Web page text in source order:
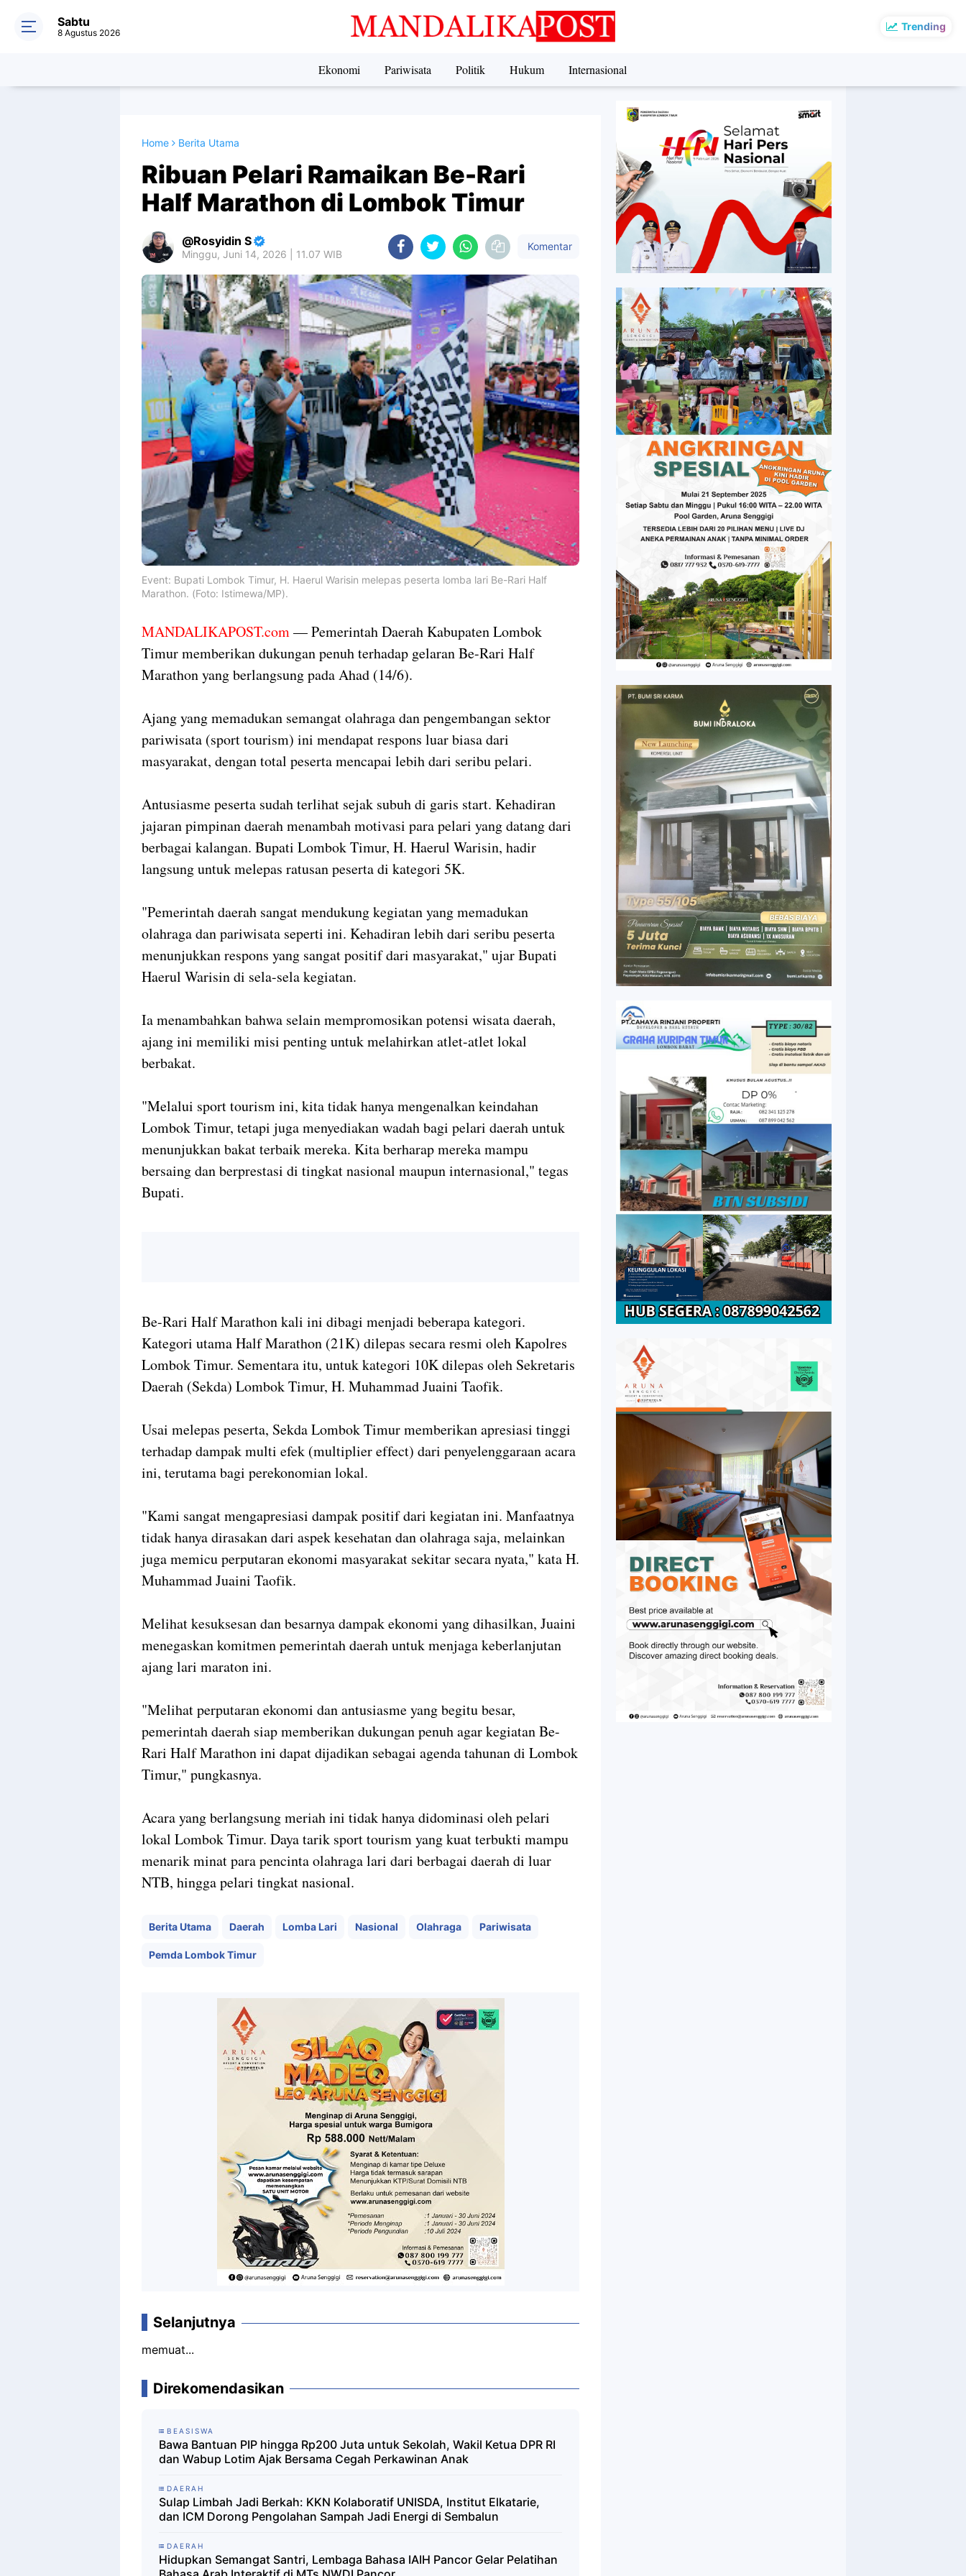
Trending
Sabtu
8 Agustus 2026
Ekonomi Pariwisata Politik Hukum Internasional
Home Berita Utama
Ribuan Pelari Ramaikan Be-Rari
Half Marathon di Lombok Timur
Rosyidin S
Minggu, Juni 14, 2026 | 11.07 WIB
Komentar
Event: Bupati Lombok Timur, H. Haerul Warisin melepas peserta lomba lari Be-Rari Half
Marathon. (Foto: Istimewa/MP).
MANDALIKAPOST.com— Pemerintah Daerah Kabupaten Lombok
Timur memberikan dukungan penuh terhadap gelaran Be-Rari Half
Marathon yang berlangsung pada Ahad (14/6).
Ajang yang memadukan semangat olahraga dan pengembangan sektor
pariwisata (sport tourism) ini mendapat respons luar biasa dari
masyarakat, dengan total peserta mencapai lebih dari seribu pelari.
Antusiasme peserta sudah terlihat sejak subuh di garis start. Kehadiran
jajaran pimpinan daerah menambah motivasi para pelari yang datang dari
berbagai kalangan. Bupati Lombok Timur, H. Haerul Warisin, hadir
langsung untuk melepas ratusan peserta di kategori 5K.
"Pemerintah daerah sangat mendukung kegiatan yang memadukan
olahraga dan pariwisata seperti ini. Kehadiran lebih dari seribu peserta
menunjukkan respons yang sangat positif dari masyarakat," ujar Bupati
Haerul Warisin di sela-sela kegiatan.
Ia menambahkan bahwa selain mempromosikan potensi wisata daerah,
ajang ini memiliki misi penting untuk melahirkan atlet-atlet lokal
berbakat.
"Melalui sport tourism ini, kita tidak hanya mengenalkan keindahan
Lombok Timur, tetapi juga menyediakan wadah bagi pelari daerah untuk
menunjukkan bakat terbaik mereka. Kita berharap mereka mampu
bersaing dan berprestasi di tingkat nasional maupun internasional," tegas
Bupati.
Be-Rari Half Marathon kali ini dibagi menjadi beberapa kategori.
Kategori utama Half Marathon (21K) dilepas secara resmi oleh Kapolres
Lombok Timur. Sementara itu, untuk kategori 10K dilepas oleh Sekretaris
Daerah (Sekda) Lombok Timur, H. Muhammad Juaini Taofik.
Usai melepas peserta, Sekda Lombok Timur memberikan apresiasi tinggi
terhadap dampak multi efek (multiplier effect) dari penyelenggaraan acara
ini, terutama bagi perekonomian lokal.
"Kami sangat mengapresiasi dampak positif dari kegiatan ini. Manfaatnya
tidak hanya dirasakan dari aspek kesehatan dan olahraga saja, melainkan
juga memicu perputaran ekonomi masyarakat sekitar secara nyata," kata H.
Muhammad Juaini Taofik.
Melihat kesuksesan dan besarnya dampak ekonomi yang dihasilkan, Juaini
menegaskan komitmen pemerintah daerah untuk menjaga keberlanjutan
ajang lari maraton ini.
"Melihat perputaran ekonomi dan antusiasme yang begitu besar,
pemerintah daerah siap memberikan dukungan penuh agar kegiatan Be-
Rari Half Marathon ini dapat dijadikan sebagai agenda tahunan di Lombok
Timur," pungkasnya.
Acara yang berlangsung meriah ini tidak hanya didominasi oleh pelari
lokal Lombok Timur. Daya tarik sport tourism yang kuat terbukti mampu
menarik minat para pencinta olahraga lari dari berbagai daerah di luar
NTB, hingga pelari tingkat nasional.
Berita Utama Daerah Lomba Lari Nasional Olahraga Pariwisata
Pemda Lombok Timur
Selanjutnya
memuat...
Direkomendasikan
BEASISWA
Bawa Bantuan PIP hingga Rp200 Juta untuk Sekolah, Wakil Ketua DPR RI
dan Wabup Lotim Ajak Bersama Cegah Perkawinan Anak
DAERAH
Sulap Limbah Jadi Berkah: KKN Kolaboratif UNISDA, Institut Elkatarie,
dan ICM Dorong Pengolahan Sampah Jadi Energi di Sembalun
DAERAH
Hidupkan Semangat Santri, Lembaga Bahasa IAIH Pancor Gelar Pelatihan